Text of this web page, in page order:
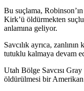
Bu suçlama,
Kirk’ü öldürmekten
anlamına geliyor.
Savcılık ayrıca,
tutuklu kalmaya devam
Utah Bölge Savcısı
öldürülmesi bir